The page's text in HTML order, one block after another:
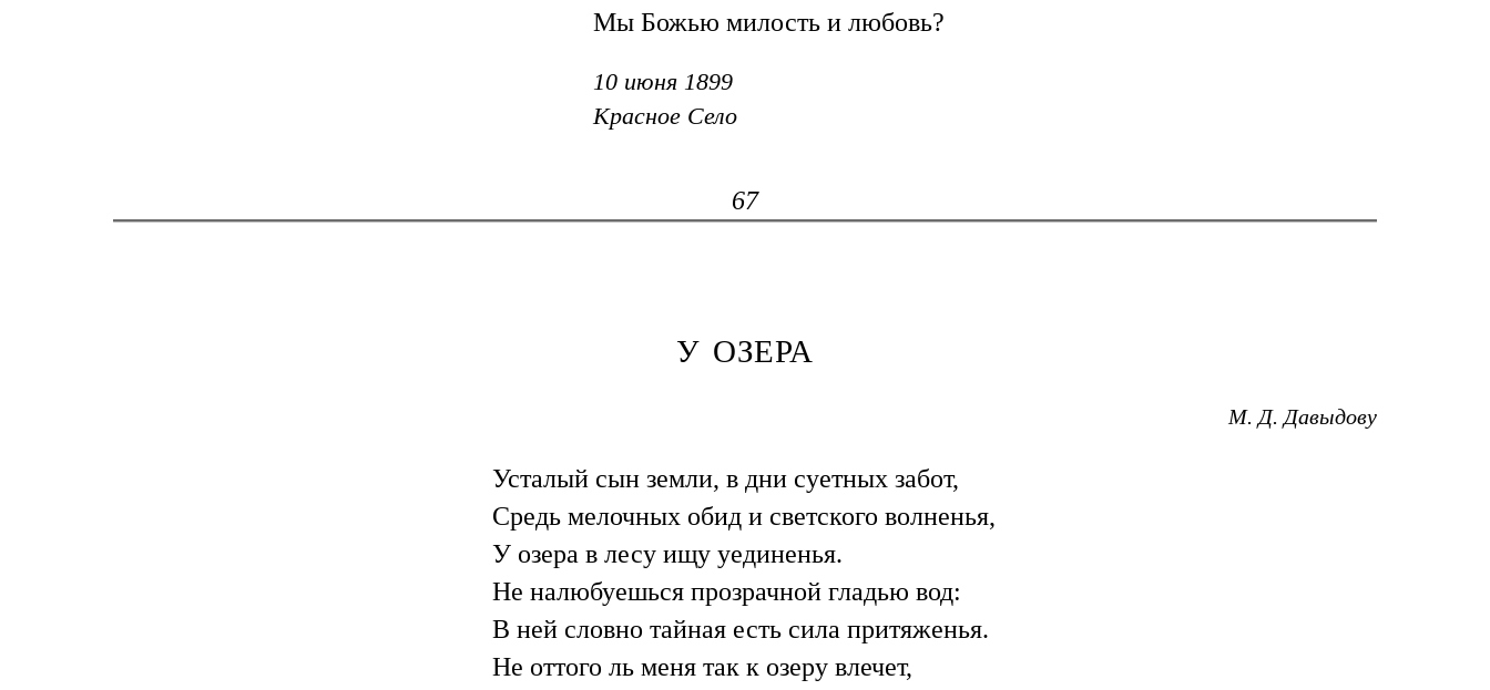
Мы Божью милость и любовь?
10 июня 1899
Красное Село
67
У ОЗЕРА
М. Д. Давыдову
Усталый сын земли, в дни суетных забот,
Средь мелочных обид и светского волненья,
У озера в лесу ищу уединенья.
Не налюбуешься прозрачной гладью вод:
В ней словно тайная есть сила притяженья.
Не оттого ль меня так к озеру влечет,